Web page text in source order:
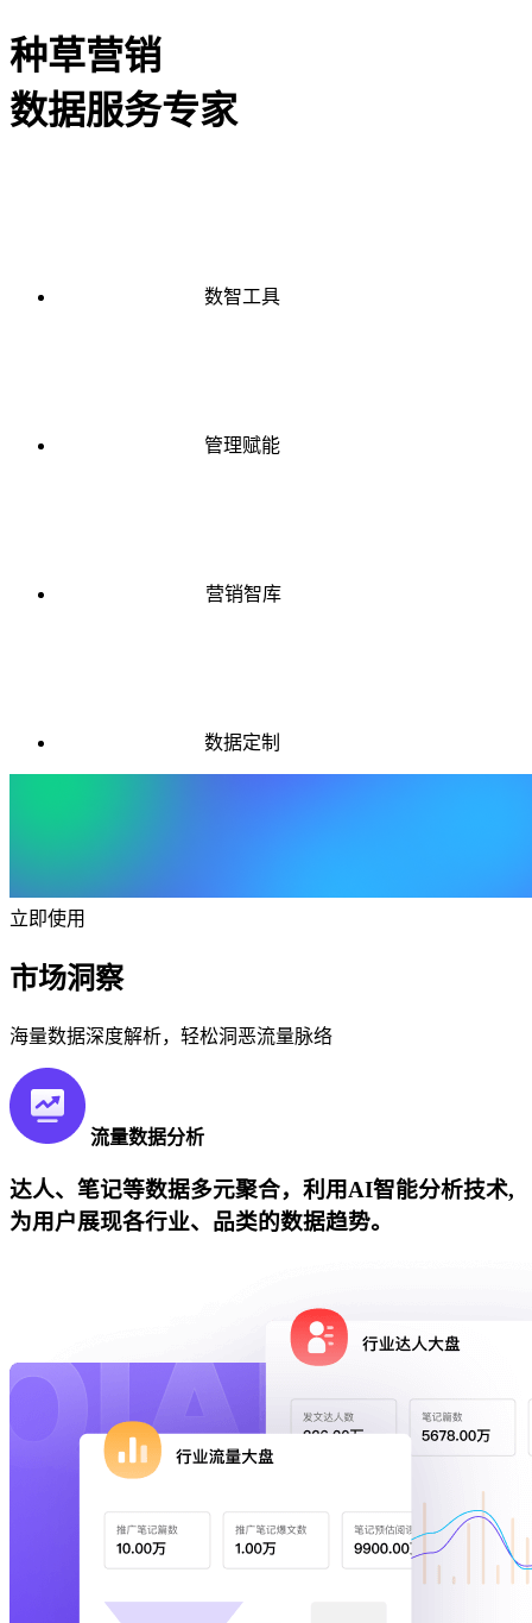
种草营销
数据服务专家
数智工具
管理赋能
营销智库
数据定制
立即使用
市场洞察
海量数据深度解析，轻松洞恶流量脉络
流量数据分析
达人、笔记等数据多元聚合，利用AI智能分析技术,
为用户展现各行业、品类的数据趋势。